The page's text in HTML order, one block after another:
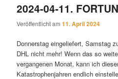
2024-04-11.
Veröffentlicht am11. April 2024
Donnerstag eingeliefert, Samstag
DHL nicht mehr! Wenn das so
vergangenen Monat, kann ich
Katastrophenjahren endlich